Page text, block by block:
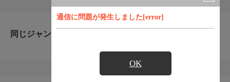
通信に問題が発生しました[error]
OK
同じジャンルのおすすめ番組